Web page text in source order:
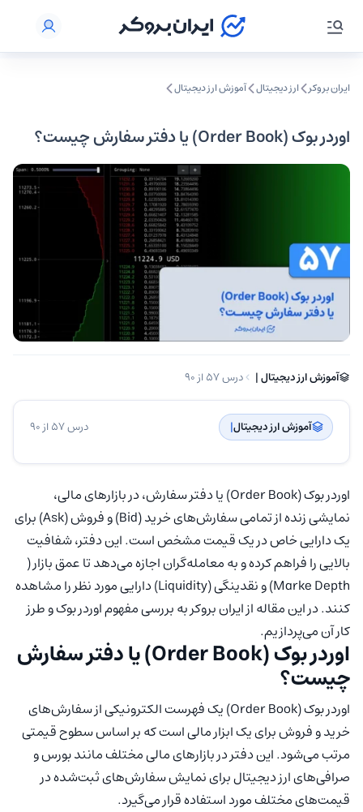
ایران بروکر ارز دیجیتال آموزش ارز دیجیتال
اوردر بوک (Order Book) یا دفتر سفارش چیست؟
آموزش ارز دیجیتال | ‌ درس 57 از 90
آموزش ارز دیجیتال| ‌ درس 57 از 90
اوردر بوک (Order Book) یا دفتر سفارش، در بازارهای مالی،
نمایشی زنده از تمامی سفارش‌های خرید (Bid) و فروش (Ask) برای
یک دارایی خاص در یک قیمت مشخص است. این دفتر، شفافیت
بالایی را فراهم کرده و به معامله‌گران اجازه می‌دهد تا عمق بازار (
Marke Depth) و نقدینگی (Liquidity) دارایی مورد نظر را مشاهده
کنند. در این مقاله از ایران بروکر به بررسی مفهوم اوردر بوک و طرز
کار آن می‌پردازیم.
اوردر بوک (Order Book) یا دفتر سفارش
چیست؟
اوردر بوک (Order Book) یک فهرست الکترونیکی از سفارش‌های
خرید و فروش برای یک ابزار مالی است که بر اساس سطوح قیمتی
مرتب می‌شود. این دفتر در بازارهای مالی مختلف مانند بورس و
صرافی‌های ارز دیجیتال برای نمایش سفارش‌های ثبت‌شده در
قیمت‌های مختلف مورد استفاده قرار می‌گیرد.